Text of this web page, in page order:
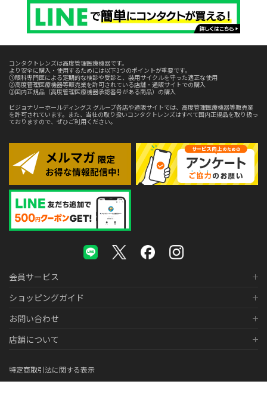
コンタクトレンズは高度管理医療機器です。
より安全に購入・使用するためには以下3つのポイントが重要です。
①眼科専門医による定期的な検診や受診と、装用サイクルを守った適正な使用
②高度管理医療機器等販売業を許可されている店舗・通販サイトでの購入
③国内正規品（高度管理医療機器承認番号がある商品）の購入
ビジョナリーホールディングス グループ各店や通販サイトでは、高度管理医療機器等販売業
を許可されています。また、当社の取り扱いコンタクトレンズはすべて国内正規品を取り扱っ
ておりますので、ぜひご利用ください。
会員サービス
ショッピングガイド
お問い合わせ
店舗について
特定商取引法に関する表示